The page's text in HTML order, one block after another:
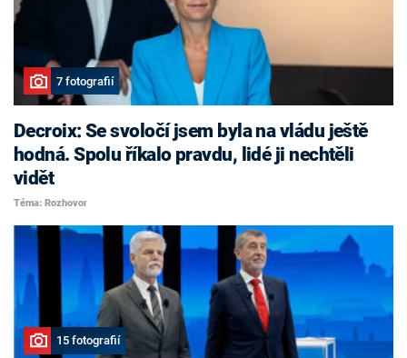
7 fotografií
Decroix: Se svoločí jsem byla na vládu ještě
hodná. Spolu říkalo pravdu, lidé ji nechtěli
vidět
Téma: Rozhovor
15 fotografií